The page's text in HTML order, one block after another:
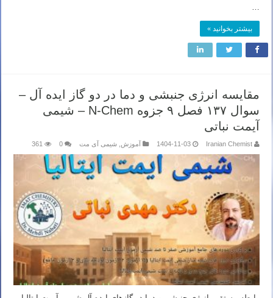
…
بیشتر بخوانید »
مقایسه انرژی جنبشی و دما در دو گاز ایده آل –
سوال ۱۳۷ فصل ۹ جزوه N-Chem – شیمی
آیمت نباتی
Iranian Chemist
1404-11-03 آموزش شیمی آی مت 0
361